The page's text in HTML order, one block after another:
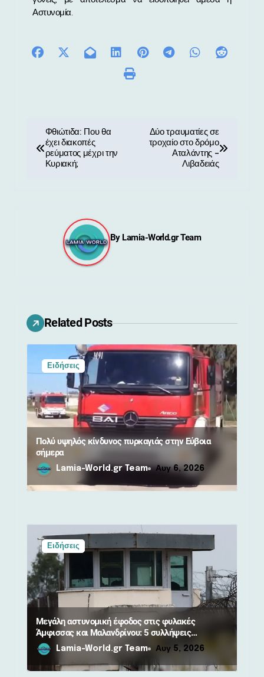
Αστυνομία.
ά
ρ
θ
ρ
ω
ν
Φθιώτιδα: Που θα
έχει διακοπές
ρεύματος μέχρι την
Κυριακή;
Δύο τραυματίες σε
τροχαίο στο δρόμο
Αταλάντης –
Λιβαδειάς
By Lamia-World.gr Team
Related Posts
Ειδήσεις
Πολύ υψηλός κίνδυνος πυρκαγιάς στην Εύβοια
σήμερα
Lamia-World.gr Team Αυγ 6, 2026
Ειδήσεις
Μεγάλη αστυνομική έφοδος στις φυλακές
Άμφισσας και Μαλανδρίνου: 5 συλλήψεις
κρατουμένων
Lamia-World.gr Team Αυγ 5, 2026